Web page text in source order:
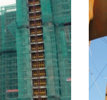
trọng nằm
hoạch phát
...